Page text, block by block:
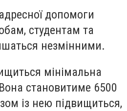
допомоги
студентам та
незмінними.
мінімальна
становитиме 6500
із нею підвищиться,